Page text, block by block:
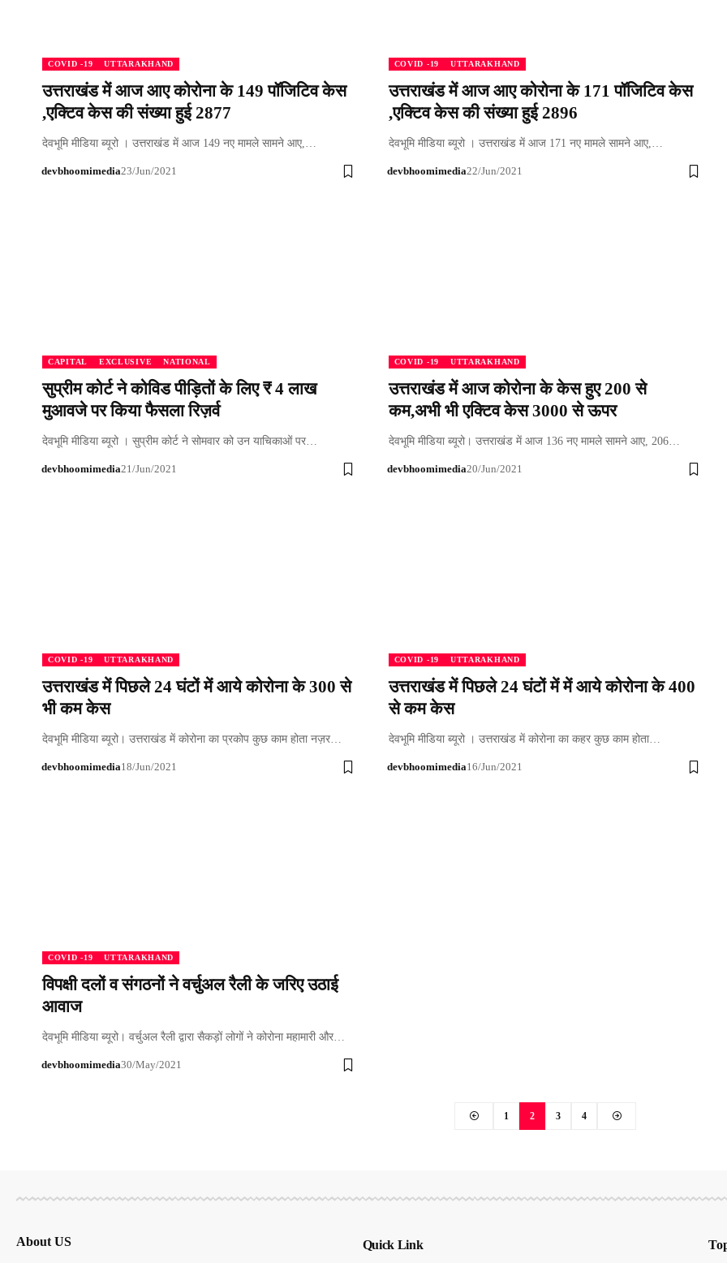
COVID -19 UTTARAKHAND
उत्तराखंड में आज आए कोरोना के 149 पॉजिटिव केस
,एक्टिव केस की संख्या हुई 2877
देवभूमि मीडिया ब्यूरो । उत्तराखंड में आज 149 नए मामले सामने आए,…
devbhoomimedia23/Jun/2021
COVID -19 UTTARAKHAND
उत्तराखंड में आज आए कोरोना के 171 पॉजिटिव केस
,एक्टिव केस की संख्या हुई 2896
देवभूमि मीडिया ब्यूरो । उत्तराखंड में आज 171 नए मामले सामने आए,…
devbhoomimedia22/Jun/2021
CAPITAL EXCLUSIVE NATIONAL
सुप्रीम कोर्ट ने कोविड पीड़ितों के लिए ₹ 4 लाख
मुआवजे पर किया फैसला रिज़र्व
देवभूमि मीडिया ब्यूरो । सुप्रीम कोर्ट ने सोमवार को उन याचिकाओं पर…
devbhoomimedia21/Jun/2021
COVID -19 UTTARAKHAND
उत्तराखंड में आज कोरोना के केस हुए 200 से
कम,अभी भी एक्टिव केस 3000 से ऊपर
देवभूमि मीडिया ब्यूरो। उत्तराखंड में आज 136 नए मामले सामने आए, 206…
devbhoomimedia20/Jun/2021
COVID -19 UTTARAKHAND
उत्तराखंड में पिछले 24 घंटों में आये कोरोना के 300 से
भी कम केस
देवभूमि मीडिया ब्यूरो। उत्तराखंड में कोरोना का प्रकोप कुछ काम होता नज़र…
devbhoomimedia18/Jun/2021
COVID -19 UTTARAKHAND
उत्तराखंड में पिछले 24 घंटों में में आये कोरोना के 400
से कम केस
देवभूमि मीडिया ब्यूरो । उत्तराखंड में कोरोना का कहर कुछ काम होता…
devbhoomimedia16/Jun/2021
COVID -19 UTTARAKHAND
विपक्षी दलों व संगठनों ने वर्चुअल रैली के जरिए उठाई
आवाज
देवभूमि मीडिया ब्यूरो। वर्चुअल रैली द्वारा सैकड़ों लोगों ने कोरोना महामारी और…
devbhoomimedia30/May/2021
1 2 3 4
About US Quick Link